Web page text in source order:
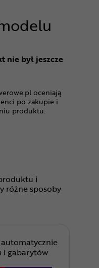
nie był jeszcze
oceniają
po zakupie i
produktu.
i
różne sposoby
i gabarytów